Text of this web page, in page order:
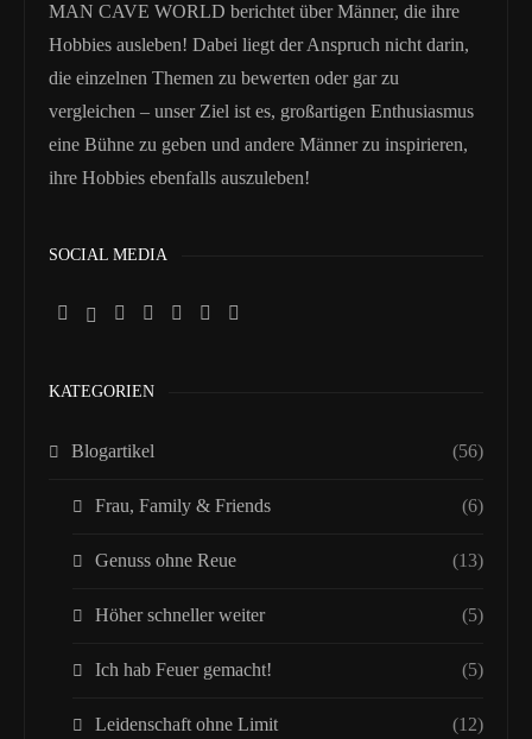
MAN CAVE WORLD berichtet über Männer, die ihre
Hobbies ausleben! Dabei liegt der Anspruch nicht darin,
die einzelnen Themen zu bewerten oder gar zu
vergleichen – unser Ziel ist es, großartigen Enthusiasmus
eine Bühne zu geben und andere Männer zu inspirieren,
ihre Hobbies ebenfalls auszuleben!
SOCIAL MEDIA
KATEGORIEN
Blogartikel (56)
Frau, Family & Friends (6)
Genuss ohne Reue (13)
Höher schneller weiter (5)
Ich hab Feuer gemacht! (5)
Leidenschaft ohne Limit (12)